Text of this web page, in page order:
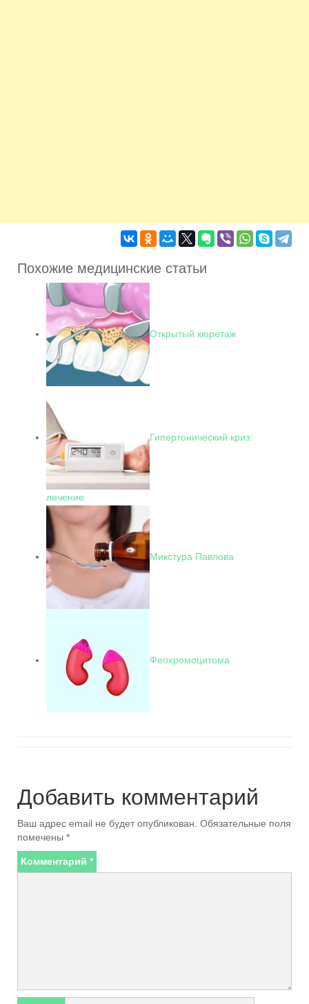
Похожие медицинские статьи
Открытый кюретаж
Гипертонический криз:
лечение
Микстура Павлова
Феохромоцитома
Добавить комментарий
Ваш адрес email не будет опубликован. Обязательные поля
помечены *
Комментарий *